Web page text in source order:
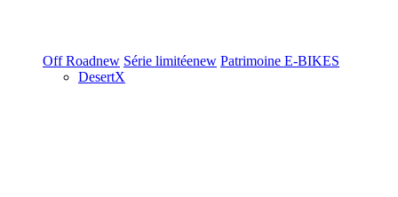
Off Roadnew Série limitéenew Patrimoine E-BIKES
DesertX